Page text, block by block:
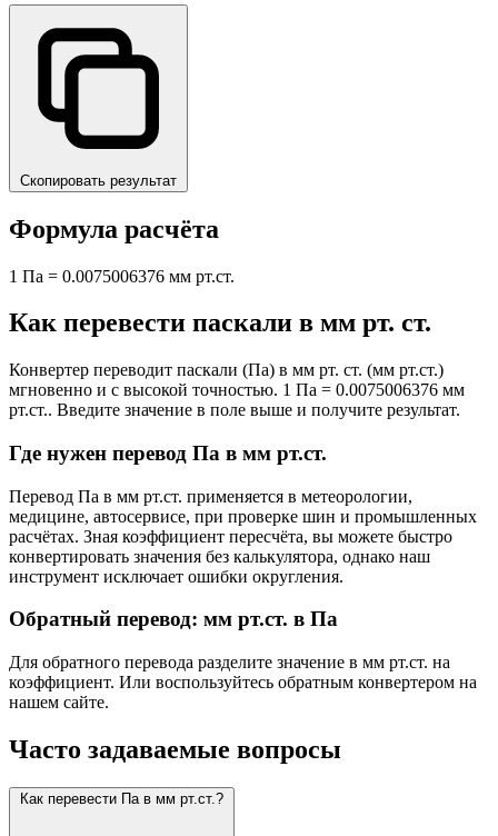
Скопировать результат
Формула расчёта
1 Па = 0.0075006376 мм рт.ст.
Как перевести паскали в мм рт. ст.
Конвертер переводит паскали (Па) в мм рт. ст. (мм рт.ст.)
мгновенно и с высокой точностью. 1 Па = 0.0075006376 мм
рт.ст.. Введите значение в поле выше и получите результат.
Где нужен перевод Па в мм рт.ст.
Перевод Па в мм рт.ст. применяется в метеорологии,
медицине, автосервисе, при проверке шин и промышленных
расчётах. Зная коэффициент пересчёта, вы можете быстро
конвертировать значения без калькулятора, однако наш
инструмент исключает ошибки округления.
Обратный перевод: мм рт.ст. в Па
Для обратного перевода разделите значение в мм рт.ст. на
коэффициент. Или воспользуйтесь обратным конвертером на
нашем сайте.
Часто задаваемые вопросы
Как перевести Па в мм рт.ст.?